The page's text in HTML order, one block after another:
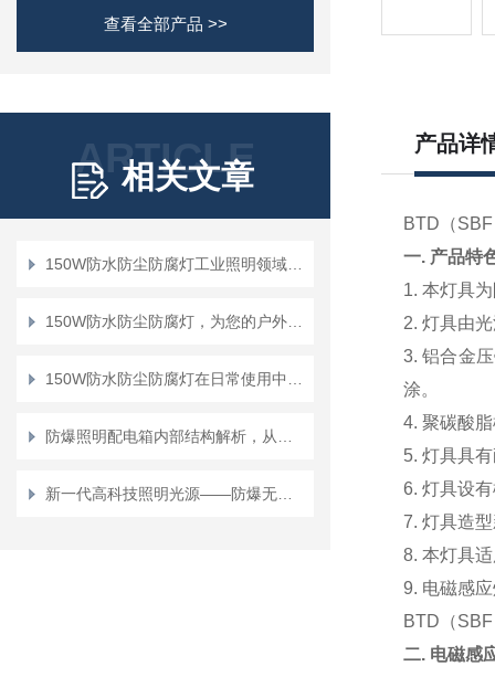
查看全部产品 >>
ARTICLE
相关文章
产品详
BTD（
一. 产品特
1. 本灯具
2. 灯具由
3. 铝合金
涂。
4. 聚碳酸
5. 灯具具
6. 灯具设
7. 灯具造
8. 本灯具
9. 电磁感
BTD（
二. 电磁感